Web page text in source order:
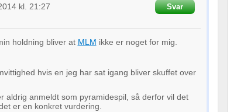
kl. 21:27 Svar
holdning bliver at MLM ikke er noget for mig.
hvis en jeg har sat igang bliver skuffet over
aldrig anmeldt som pyramidespil, så derfor vil det
er en konkret vurdering.